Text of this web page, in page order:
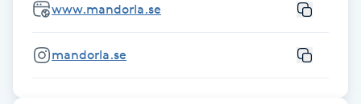
www.mandorla.se
mandorla.se